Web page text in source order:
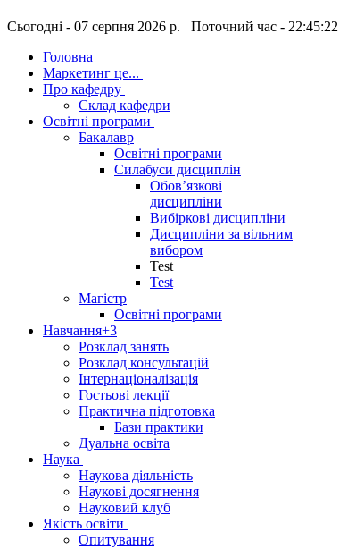
Сьогодні - 07 серпня 2026 р. Поточний час - 22:45:23
Головна
Маркетинг це...
Про кафедру
Склад кафедри
Освітні програми
Бакалавр
Освітні програми
Силабуси дисциплін
Обов’язкові
дисципліни
Вибіркові дисципліни
Дисципліни за вільним
вибором
Test
Test
Магістр
Освітні програми
Навчання+3
Розклад занять
Розклад консультацій
Інтернаціоналізація
Гостьові лекції
Практична підготовка
Бази практики
Дуальна освіта
Наука
Наукова діяльність
Наукові досягнення
Науковий клуб
Якість освіти
Опитування